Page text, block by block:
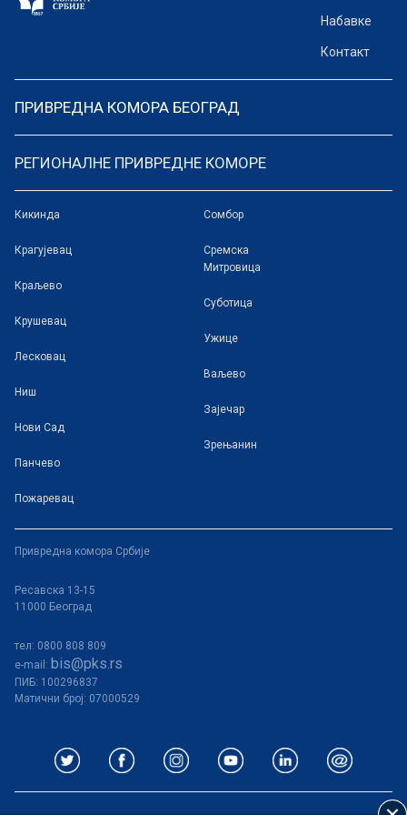
Набавке
Контакт
ПРИВРЕДНА КОМОРА БЕОГРАД
РЕГИОНАЛНЕ ПРИВРЕДНЕ КОМОРЕ
Кикинда
Крагујевац
Краљево
Крушевац
Лесковац
Ниш
Нови Сад
Панчево
Пожаревац
Сомбор
Сремска
Митровица
Суботица
Ужице
Ваљево
Зајечар
Зрењанин
Привредна комора Србије
Ресавска 13-15
11000 Београд
тел: 0800 808 809
e-mail: bis@pks.rs
ПИБ: 100296837
Матични број: 07000529